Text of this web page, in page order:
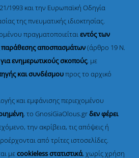
1993 και την Ευρωπαϊκή Οδηγία
της πνευματικής ιδιοκτησίας.
πραγματοποιείταιεντός των
παράθεσης αποσπασμάτων(άρθρο 19 Ν.
ενημερωτικούς σκοπούς, με
και συνδέσμουπρος το αρχικό
και εμφάνισης περιεχομένου
, το GnosiGiaOlous.grδεν φέρει
την ακρίβεια, τις απόψεις ή
από τρίτες ιστοσελίδες.
μεcookieless στατιστικά, χωρίς χρήση